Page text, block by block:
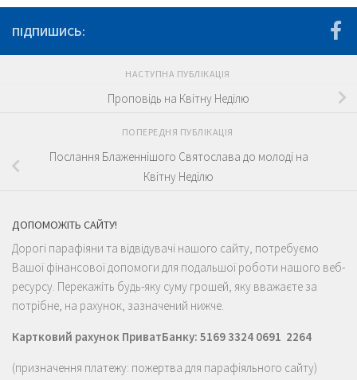
ПІДПИШИСЬ:
НАСТУПНА ПУБЛІКАЦІЯ
Проповідь на Квітну Неділю
ПОПЕРЕДНЯ ПУБЛІКАЦІЯ
Послання Блаженнішого Святослава до молоді на
Квітну Неділю
ДОПОМОЖІТЬ САЙТУ!
Дорогі парафіяни та відвідувачі нашого сайту, потребуємо
Вашої фінансової допомоги для подальшої роботи нашого веб-
ресурсу. Перекажіть будь-яку суму грошей, яку вважаєте за
потрібне, на рахунок, зазначений нижче.
Картковий рахунок ПриватБанку: 5169 3324 0691 2264
(призначення платежу: пожертва для парафіяльного сайту)